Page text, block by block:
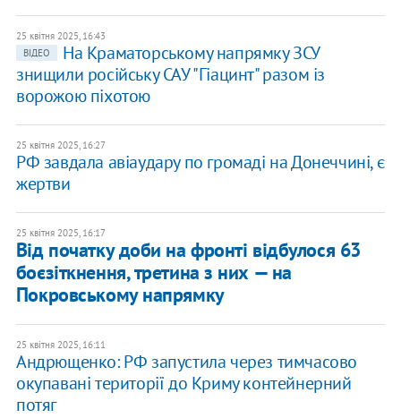
25 квітня 2025, 16:43
ВІДЕО
На Краматорському напрямку ЗСУ
знищили російську САУ "Гіацинт" разом із
ворожою піхотою
25 квітня 2025, 16:27
РФ завдала авіаудару по громаді на Донеччині, є
жертви
25 квітня 2025, 16:17
Від початку доби на фронті відбулося 63
боєзіткнення, третина з них — на
Покровському напрямку
25 квітня 2025, 16:11
Андрющенко: РФ запустила через тимчасово
окупавані території до Криму контейнерний
потяг